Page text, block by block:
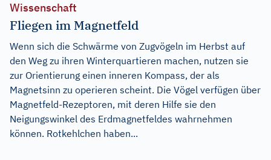
Wissenschaft
Fliegen im Magnetfeld
Wenn sich die Schwärme von Zugvögeln im Herbst auf
den Weg zu ihren Winterquartieren machen, nutzen sie
zur Orientierung einen inneren Kompass, der als
Magnetsinn zu operieren scheint. Die Vögel verfügen über
Magnetfeld-Rezeptoren, mit deren Hilfe sie den
Neigungswinkel des Erdmagnetfeldes wahrnehmen
können. Rotkehlchen haben...